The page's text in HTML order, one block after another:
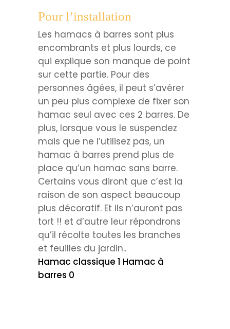
Pour l’installation
Les hamacs à barres sont plus
encombrants et plus lourds, ce
qui explique son manque de point
sur cette partie. Pour des
personnes âgées, il peut s’avérer
un peu plus complexe de fixer son
hamac seul avec ces 2 barres. De
plus, lorsque vous le suspendez
mais que ne l’utilisez pas, un
hamac à barres prend plus de
place qu’un hamac sans barre.
Certains vous diront que c’est la
raison de son aspect beaucoup
plus décoratif. Et ils n’auront pas
tort !! et d’autre leur répondrons
qu’il récolte toutes les branches
et feuilles du jardin..
Hamac classique 1 Hamac à
barres 0